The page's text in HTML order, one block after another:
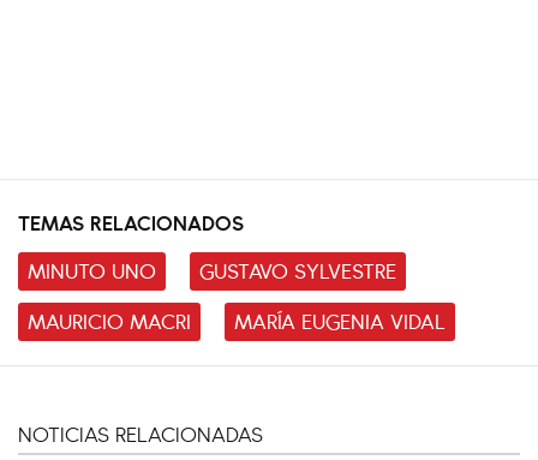
TEMAS RELACIONADOS
MINUTO UNO
GUSTAVO SYLVESTRE
MAURICIO MACRI
MARÍA EUGENIA VIDAL
NOTICIAS RELACIONADAS